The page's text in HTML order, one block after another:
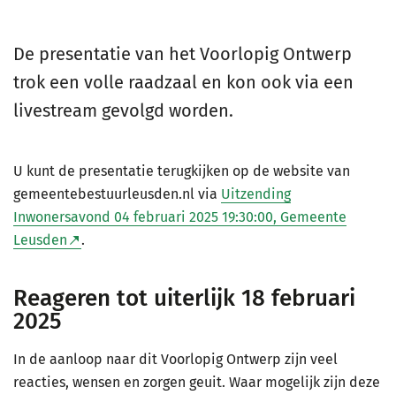
De presentatie van het Voorlopig Ontwerp
trok een volle raadzaal en kon ook via een
livestream gevolgd worden.
U kunt de presentatie terugkijken op de website van
gemeentebestuurleusden.nl via Uitzending
Inwonersavond 04 februari 2025 19:30:00, Gemeente
Leusden
.
Reageren tot uiterlijk 18 februari
2025
In de aanloop naar dit Voorlopig Ontwerp zijn veel
reacties, wensen en zorgen geuit. Waar mogelijk zijn deze